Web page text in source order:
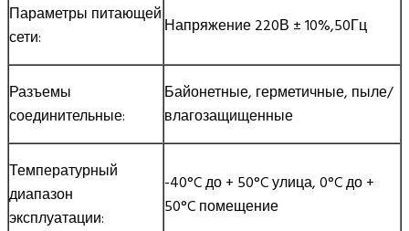
Параметры питающей
сети:
Напряжение 220В ± 10%,50Гц
Разъемы
соединительные:
Байонетные, герметичные, пыле/
влагозащищенные
Температурный
диапазон
эксплуатации:
-40°C до + 50°C улица, 0°C до +
50°C помещение